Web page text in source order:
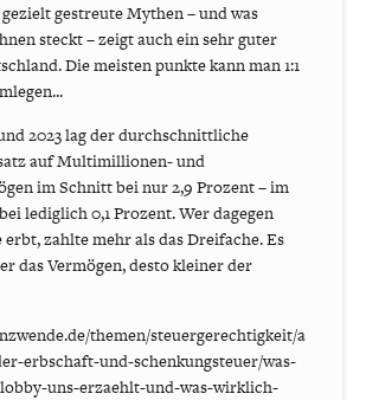
gestreute Mythen – und was
steckt – zeigt auch ein sehr guter
Die meisten punkte kann man 1:1
2023 lag der durchschnittliche
auf Multimillionen- und
im Schnitt bei nur 2,9 Prozent – im
lediglich 0,1 Prozent. Wer dagegen
zahlte mehr als das Dreifache. Es
das Vermögen, desto kleiner der
themen/steuergerechtigkeit/a
erbschaft-und-schenkungsteuer/was-
uns-erzaehlt-und-was-wirklich-